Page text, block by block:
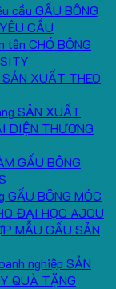
GẤU BÔNG
CẦU
CHÓ BÔNG
XUẤT THEO
SẢN XUẤT
DIỆN THƯƠNG
GẤU BÔNG
GẤU BÔNG MÓC
ĐẠI HỌC AJOU
MẪU GẤU SẢN
SẢN
QUÀ TẶNG